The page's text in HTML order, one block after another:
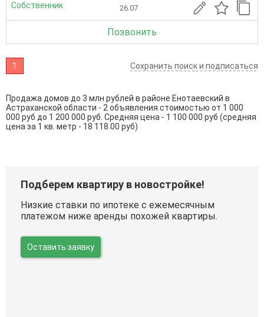
Собственник 26.07
Позвонить
1 Сохранить поиск и подписаться
Продажа домов до 3 млн рублей в районе Енотаевский в
Астраханской области - 2 объявления стоимостью от 1 000
000 руб до 1 200 000 руб. Средняя цена - 1 100 000 руб (средняя
цена за 1 кв. метр - 18 118.00 руб)
Подберем квартиру в новостройке!
Низкие ставки по ипотеке с ежемесячным
платежом ниже аренды похожей квартиры.
Оставить заявку